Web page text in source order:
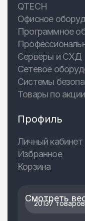
QTECH
Офисное
Программное
Серверы и СХД
Сетевое
Системы
Товары по акции
Профиль
Личный кабинет
Избранное
Корзина
20137 товаров
Смотреть